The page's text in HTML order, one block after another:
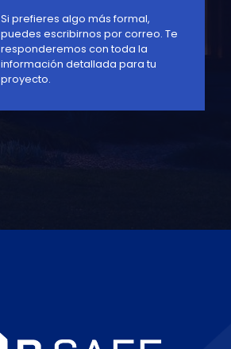
Si prefieres algo más formal,
puedes escribirnos por correo. Te
responderemos con toda la
información detallada para tu
proyecto.